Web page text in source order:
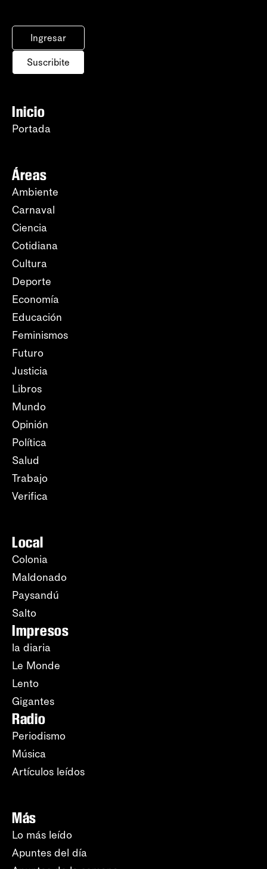
Ingresar
Suscribite
Inicio
Portada
Áreas
Ambiente
Carnaval
Ciencia
Cotidiana
Cultura
Deporte
Economía
Educación
Feminismos
Futuro
Justicia
Libros
Mundo
Opinión
Política
Salud
Trabajo
Verifica
Local
Colonia
Maldonado
Paysandú
Salto
Impresos
la diaria
Le Monde
Lento
Gigantes
Radio
Periodismo
Música
Artículos leídos
Más
Lo más leído
Apuntes del día